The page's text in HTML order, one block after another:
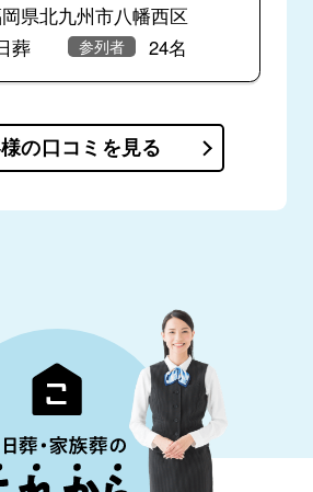
県北九州市八幡西区
葬 参列者 24名
の口コミを見る